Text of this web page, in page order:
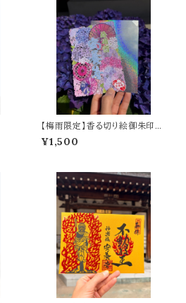
【梅雨限定】香る切り絵御朱印
虹雨のしずく 〜紫陽花と番傘の
オーロラ御朱印〜 (A6サイズ)
¥1,500